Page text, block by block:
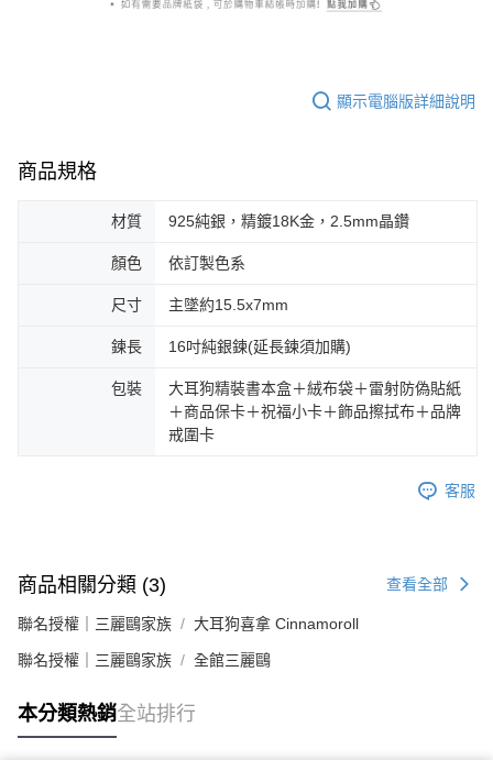
顯示電腦版詳細說明
商品規格
材質 925純銀，精鍍18K金，2.5mm晶鑽
顏色 依訂製色系
尺寸 主墜約15.5x7mm
鍊長 16吋純銀鍊(延長鍊須加購)
包裝
大耳狗精裝書本盒＋絨布袋＋雷射防偽貼紙
＋商品保卡＋祝福小卡＋飾品擦拭布＋品牌
戒圍卡
客服
商品相關分類 (3) 查看全部
聯名授權｜三麗鷗家族 大耳狗喜拿 Cinnamoroll
聯名授權｜三麗鷗家族 全館三麗鷗
本分類熱銷全站排行